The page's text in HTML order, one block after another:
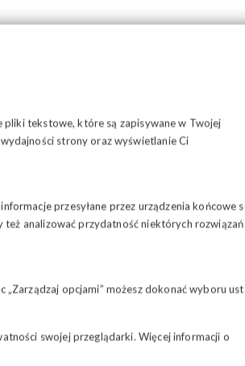
pliki tekstowe, które są zapisywane w Twojej
strony oraz wyświetlanie Ci
przesyłane przez urządzenia końcowe
analizować przydatność niektórych rozwiązań
„Zarządzaj opcjami” możesz dokonać wyboru
swojej przeglądarki. Więcej informacji o